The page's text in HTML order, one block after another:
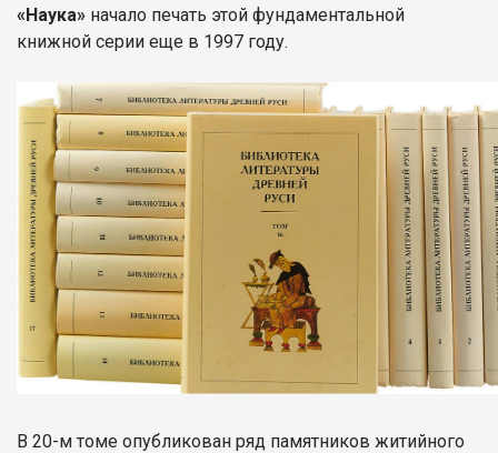
«Наука» начало печать этой фундаментальной
книжной серии еще в 1997 году.
В 20-м томе опубликован ряд памятников житийного